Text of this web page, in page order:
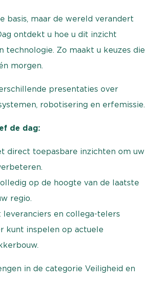
basis, maar de wereld verandert
ontdekt u hoe u dit inzicht
Zo maakt u keuzes die
morgen.
presentaties over
robotisering en erfemissie.
de dag:
direct toepasbare inzichten om uw
op de hoogte van de laatste
regio.
en collega-telers
kunt inspelen op actuele
in de categorie Veiligheid en